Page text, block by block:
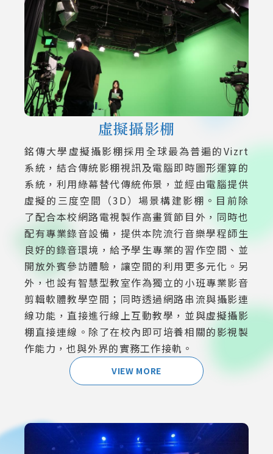
虛擬攝影棚
銘傳大學虛擬攝影棚採用全球最為普遍的Vizrt
系統，結合傳統影棚視訊及電腦即時圖形運算的
系統，利用綠幕替代傳統佈景，並經由電腦提供
虛擬的三度空間（3D）場景構建影棚。目前除
了配合本校網路電視製作高畫質節目外，同時也
配有專業錄音設備，提供本院流行音樂學程師生
良好的錄音環境，給予學生專業的習作空間、並
開放外賓參訪體驗，讓空間的利用更多元化。另
外，也設有智慧型教室作為獨立的小班專業影音
剪輯軟體教學空間；同時透過網路串流與攝影連
線功能，直接進行線上互動教學，並與虛擬攝影
棚直接連線。除了在校內即可培養相關的影視製
作能力，也與外界的實務工作接軌。
VIEW MORE